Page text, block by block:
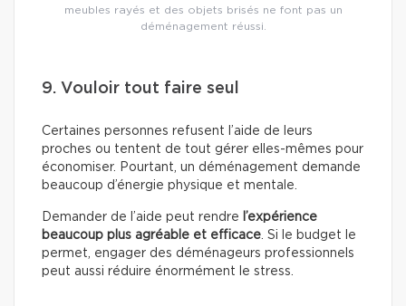
meubles rayés et des objets brisés ne font pas un
déménagement réussi.
9. Vouloir tout faire seul
Certaines personnes refusent l’aide de leurs
proches ou tentent de tout gérer elles-mêmes pour
économiser. Pourtant, un déménagement demande
beaucoup d’énergie physique et mentale.
Demander de l’aide peut rendre l’expérience
beaucoup plus agréable et efficace. Si le budget le
permet, engager des déménageurs professionnels
peut aussi réduire énormément le stress.